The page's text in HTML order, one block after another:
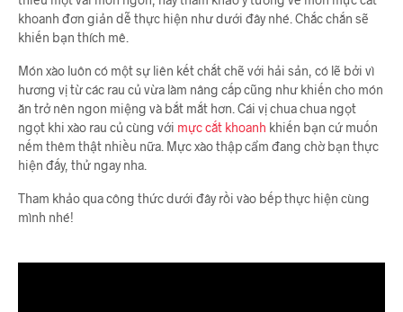
khoanh đơn giản dễ thực hiện như dưới đây nhé. Chắc chắn sẽ
khiến bạn thích mê.
Món xào luôn có một sự liên kết chắt chẽ với hải sản, có lẽ bởi vì
hương vị từ các rau củ vừa làm nâng cấp cũng như khiến cho món
ăn trở nên ngon miệng và bắt mắt hơn. Cái vị chua chua ngọt
ngọt khi xào rau củ cùng với mực cắt khoanh khiến bạn cứ muốn
nếm thêm thật nhiều nữa. Mực xào thập cẩm đang chờ bạn thực
hiện đấy, thử ngay nha.
Tham khảo qua công thức dưới đây rồi vào bếp thực hiện cùng
mình nhé!